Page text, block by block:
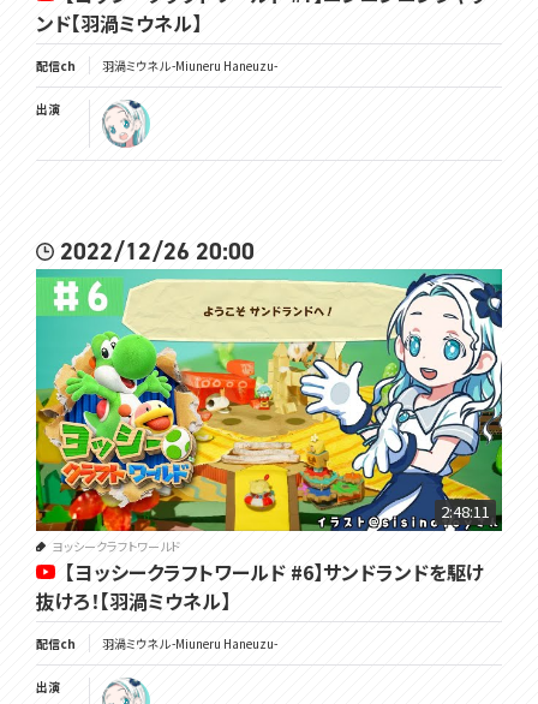
ンド【羽渦ミウネル】
配信ch 羽渦ミウネル -Miuneru Haneuzu-
出演
2022/12/26 20:00
2:48:11
ヨッシークラフトワールド
【ヨッシークラフトワールド #6】サンドランドを駆け
抜けろ！【羽渦ミウネル】
配信ch 羽渦ミウネル -Miuneru Haneuzu-
出演